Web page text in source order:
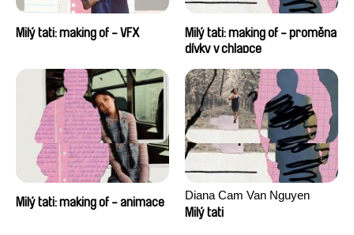
Milý tati: making of - VFX
Milý tati: making of - proměna
dívky v chlapce
Milý tati: making of - animace
Diana Cam Van Nguyen
Milý tati